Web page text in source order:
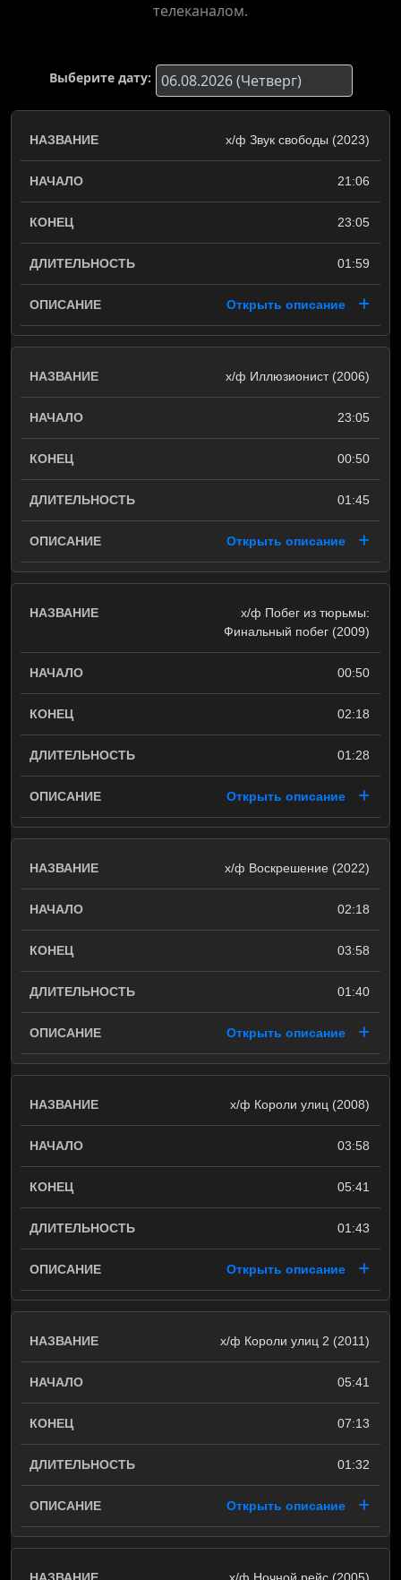
телеканалом.
Выберите дату:
х/ф Звук свободы (2023)
21:06
23:05
01:59
Открыть описание
х/ф Иллюзионист (2006)
23:05
00:50
01:45
Открыть описание
х/ф Побег из тюрьмы:
Финальный побег (2009)
00:50
02:18
01:28
Открыть описание
х/ф Воскрешение (2022)
02:18
03:58
01:40
Открыть описание
х/ф Короли улиц (2008)
03:58
05:41
01:43
Открыть описание
х/ф Короли улиц 2 (2011)
05:41
07:13
01:32
Открыть описание